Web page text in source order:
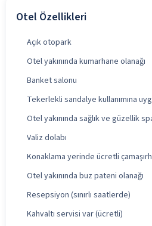
Otel Özellikleri
Açık otopark
Otel yakınında kumarhane olanağı
Banket salonu
Tekerlekli sandalye kullanımına
Otel yakınında sağlık ve güzellik
Valiz dolabı
Konaklama yerinde ücretli
Otel yakınında buz pateni olanağı
Resepsiyon (sınırlı saatlerde)
Kahvaltı servisi var (ücretli)